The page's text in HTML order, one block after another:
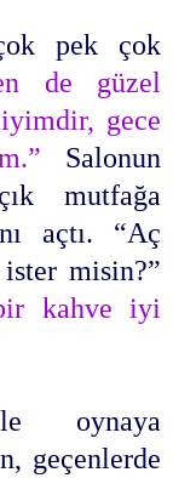
pek çok
de güzel
gece
Salonun
mutfağa
açtı. “Aç
misin?”
kahve iyi
oynaya
geçenlerde